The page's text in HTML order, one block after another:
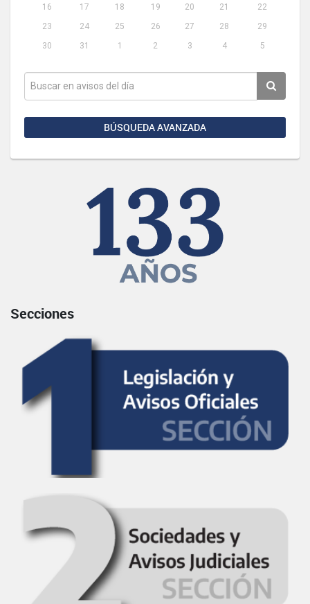
16
17 18 19 20 21
22
23
24 25 26 27 28
29
30
31 1 2 3 4 5
BÚSQUEDA AVANZADA
Secciones